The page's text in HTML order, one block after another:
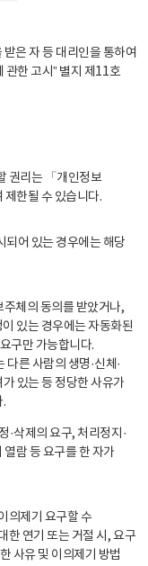
은 자 등 대리인을 통하여
관한 고시” 별지 제11호
권리는 「개인정보
한될 수 있습니다.
되어 있는 경우에는 해당
체의 동의를 받았거나,
있는 경우에는 자동화된
구만 가능합니다.
른 사람의 생명·신체·
있는 등 정당한 사유가
.
·삭제의 요구, 처리정지·
람 등 요구를 한 자가
의제기 요구할 수
한 연기 또는 거절 시, 요구
사유 및 이의제기 방법